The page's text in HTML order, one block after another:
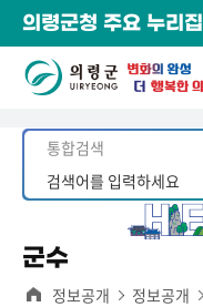
의령군청 주요 누리집
군수
정보공개 정보공개